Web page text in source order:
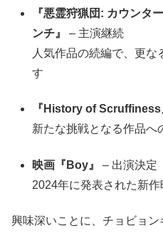
『悪霊狩猟団: カウンタ
ンチ』
– 主演継続
人気作品の続編で、更な
す
『History of Scruffiness
新たな挑戦となる作品へ
映画『Boy』
– 出演決定
2024年に発表された新
興味深いことに、チョビョ